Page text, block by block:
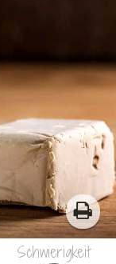
Schwierigkeit